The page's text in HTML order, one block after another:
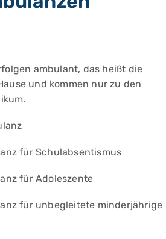
ambulant, das heißt die
und kommen nur zu den
für Schulabsentismus
für Adoleszente
für unbegleitete minderjährige